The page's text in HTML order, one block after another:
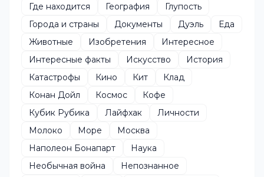
Где находится
География
Глупость
Города и страны
Документы Дуэль
Еда
Животные
Изобретения
Интересное
Интересные факты
Искусство
История
Катастрофы
Кино Кит
Клад
Конан Дойл
Космос
Кофе
Кубик Рубика
Лайфхак
Личности
Молоко
Море
Москва
Наполеон Бонапарт
Наука
Необычная война
Непознанное